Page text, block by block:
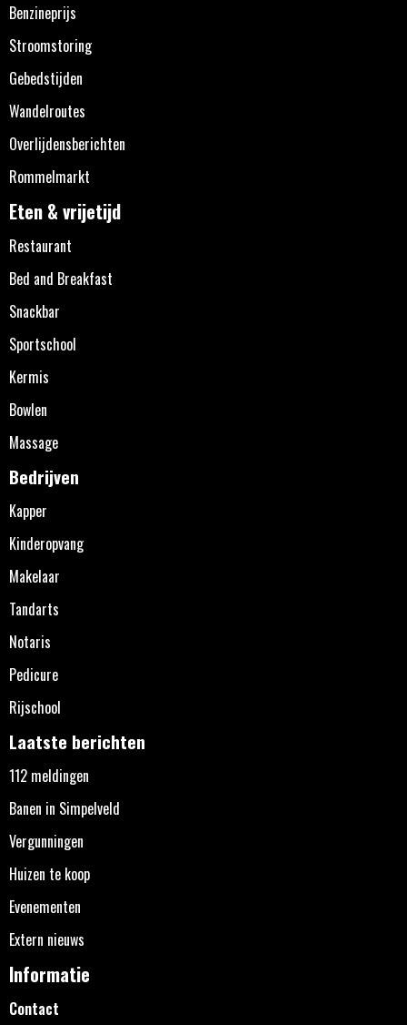
Benzineprijs
Stroomstoring
Gebedstijden
Wandelroutes
Overlijdensberichten
Rommelmarkt
Eten & vrijetijd
Restaurant
Bed and Breakfast
Snackbar
Sportschool
Kermis
Bowlen
Massage
Bedrijven
Kapper
Kinderopvang
Makelaar
Tandarts
Notaris
Pedicure
Rijschool
Laatste berichten
112 meldingen
Banen in Simpelveld
Vergunningen
Huizen te koop
Evenementen
Extern nieuws
Informatie
Contact